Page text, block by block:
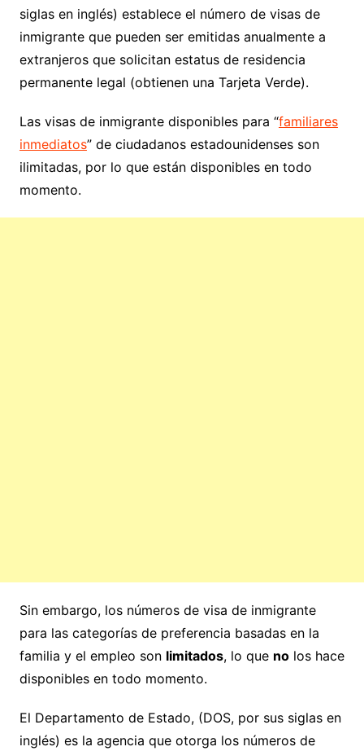
siglas en inglés) establece el número de visas de
inmigrante que pueden ser emitidas anualmente a
extranjeros que solicitan estatus de residencia
permanente legal (obtienen una Tarjeta Verde).
Las visas de inmigrante disponibles para “familiares
inmediatos” de ciudadanos estadounidenses son
ilimitadas, por lo que están disponibles en todo
momento.
Sin embargo, los números de visa de inmigrante
para las categorías de preferencia basadas en la
familia y el empleo son limitados, lo que nolos hace
disponibles en todo momento.
El Departamento de Estado, (DOS, por sus siglas en
inglés) es la agencia que otorga los números de